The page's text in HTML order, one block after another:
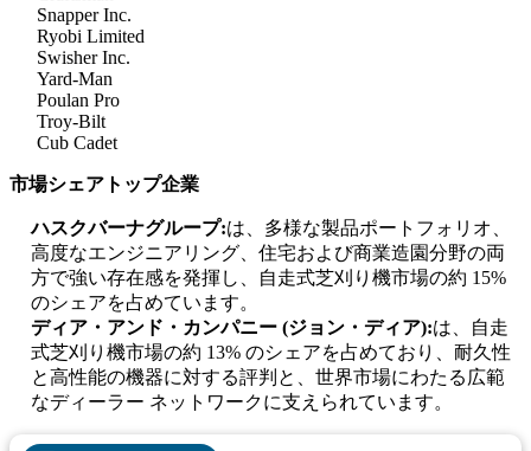
Snapper Inc.
Ryobi Limited
Swisher Inc.
Yard-Man
Poulan Pro
Troy-Bilt
Cub Cadet
市場シェアトップ企業
ハスクバーナグループ:は、多様な製品ポートフォリオ、
高度なエンジニアリング、住宅および商業造園分野の両
方で強い存在感を発揮し、自走式芝刈り機市場の約 15%
のシェアを占めています。
ディア・アンド・カンパニー (ジョン・ディア):は、自走
式芝刈り機市場の約 13% のシェアを占めており、耐久性
と高性能の機器に対する評判と、世界市場にわたる広範
なディーラー ネットワークに支えられています。